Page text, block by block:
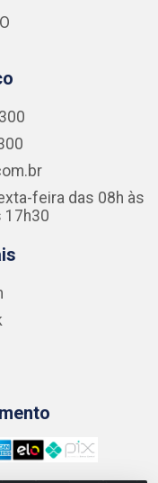
feira das 08h às
17h30